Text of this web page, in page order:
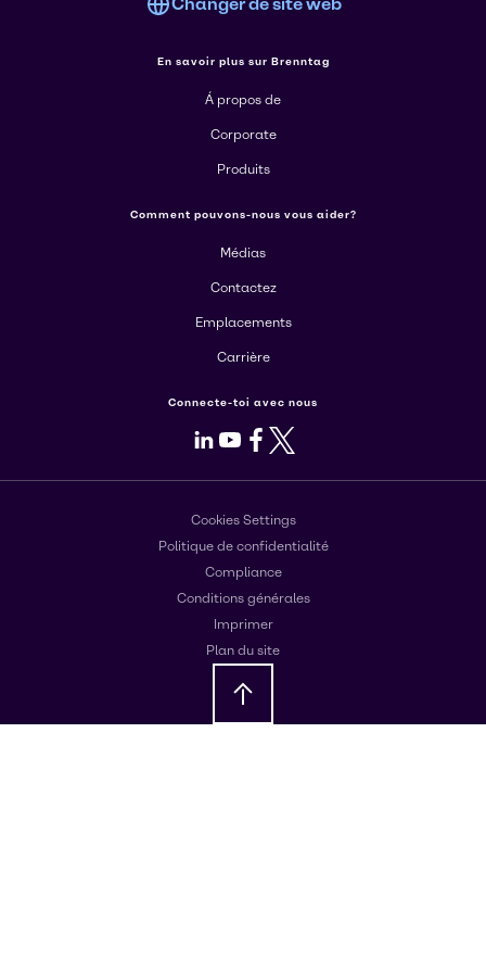
En savoir plus sur Brenntag
Á propos de
Corporate
Produits
Comment pouvons-nous vous aider?
Médias
Contactez
Emplacements
Carrière
Connecte-toi avec nous
LinkedIn
Youtube
Facebook
X
Cookies Settings
Politique de confidentialité
Compliance
Conditions générales
Imprimer
Plan du site